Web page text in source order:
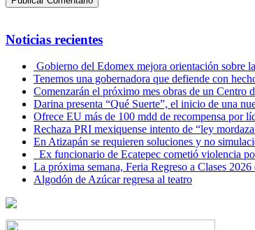
Noticias recientes
Gobierno del Edomex mejora orientación sobre
Tenemos una gobernadora que defiende con
Comenzarán el próximo mes obras de un
Darina presenta “Qué Suerte”, el inicio de una
Ofrece EU más de 100 mdd de recompensa por
Rechaza PRI mexiquense intento de “ley
En Atizapán se requieren soluciones y no
Ex funcionario de Ecatepec cometió violencia
La próxima semana, Feria Regreso a Clases
Algodón de Azúcar regresa al teatro